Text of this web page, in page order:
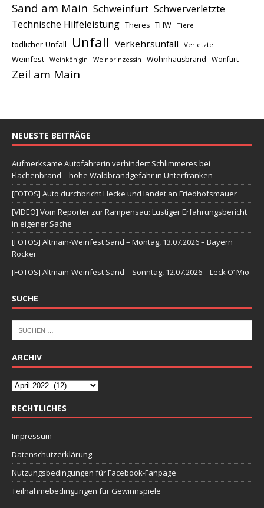
Sand am Main Schweinfurt Schwerverletzte
Technische Hilfeleistung Theres THW Tiere
tödlicher Unfall Unfall Verkehrsunfall Verletzte
Weinfest Weinkönigin Weinprinzessin Wohnhausbrand Wonfurt
Zeil am Main
NEUESTE BEITRÄGE
Aufmerksame Autofahrerin verhindert Schlimmeres bei
Flächenbrand – hohe Waldbrandgefahr in Unterfranken
[FOTOS] Auto durchbricht Hecke und landet an Friedhofsmauer
[VIDEO] Vom Reporter zur Rampensau: Lustiger Erfahrungsbericht
in eigener Sache
[FOTOS] Altmain-Weinfest Sand – Montag, 13.07.2026 – Bayern
Rocker
[FOTOS] Altmain-Weinfest Sand – Sonntag, 12.07.2026 – Leck O‘ Mio
SUCHE
ARCHIV
RECHTLICHES
Impressum
Datenschutzerklärung
Nutzungsbedingungen für Facebook-Fanpage
Teilnahmebedingungen für Gewinnspiele